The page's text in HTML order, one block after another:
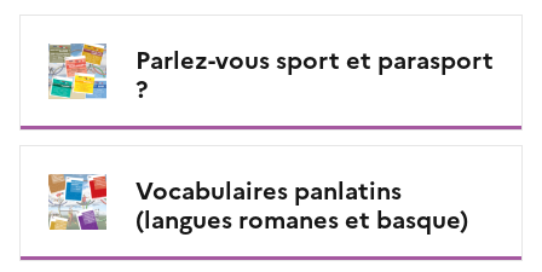
Parlez-vous sport et parasport
?
Vocabulaires panlatins
(langues romanes et basque)